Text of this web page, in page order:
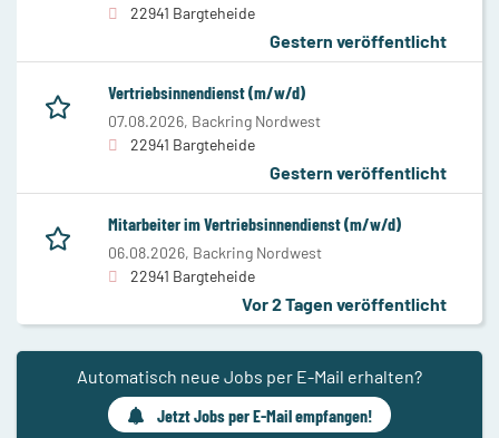
22941 Bargteheide
Gestern veröffentlicht
Vertriebsinnendienst (m/w/d)
07.08.2026, Backring Nordwest
22941 Bargteheide
Gestern veröffentlicht
Mitarbeiter im Vertriebsinnendienst (m/w/d)
06.08.2026, Backring Nordwest
22941 Bargteheide
Vor 2 Tagen veröffentlicht
Automatisch neue Jobs per E-Mail erhalten?
Jetzt Jobs per E-Mail empfangen!